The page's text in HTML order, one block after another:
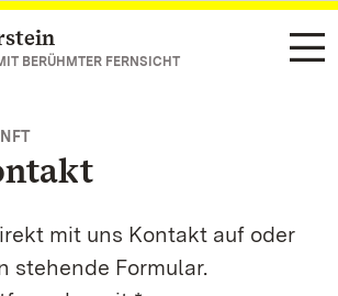
springen
BERÜHMTER FERNSICHT
mit uns Kontakt auf oder
stehende Formular.